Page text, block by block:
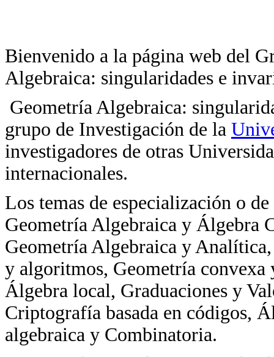
Bienvenido a la página web del
Algebraica: singularidades e
Geometría Algebraica:
grupo de Investigación de la
investigadores de otras
internacionales.
Los temas de especialización o
Geometría Algebraica y Álgebra
Geometría Algebraica y
y algoritmos, Geometría
Álgebra local, Graduaciones y
Criptografía basada en códigos,
algebraica y Combinatoria.